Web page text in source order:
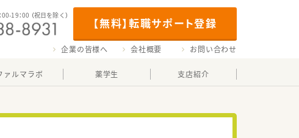
【無料】転職サポート登録
00-19：00 （祝日を除く）
企業の皆様へ 会社概要 お問い合わせ
ァルマラボ 薬学生 支店紹介